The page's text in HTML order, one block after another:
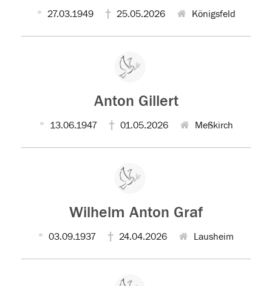
27.03.1949 25.05.2026 Königsfeld
Anton Gillert
13.06.1947 01.05.2026 Meßkirch
Wilhelm Anton Graf
03.09.1937 24.04.2026 Lausheim